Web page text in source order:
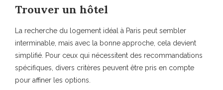
Trouver un hôtel
La recherche du logement idéal à Paris peut sembler
interminable, mais avec la bonne approche, cela devient
simplifié. Pour ceux qui nécessitent des recommandations
spécifiques, divers critères peuvent être pris en compte
pour affiner les options.